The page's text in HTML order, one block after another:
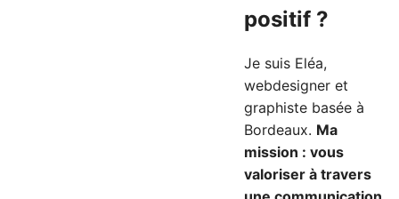
positif ?
Je suis Eléa,
webdesigner et
graphiste basée à
Bordeaux. Ma
mission : vous
valoriser à travers